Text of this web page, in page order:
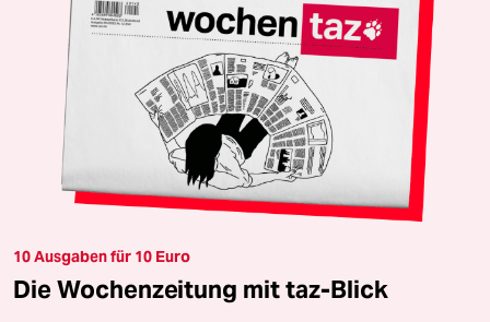
10 Ausgaben für 10 Euro
Die Wochenzeitung mit taz-Blick